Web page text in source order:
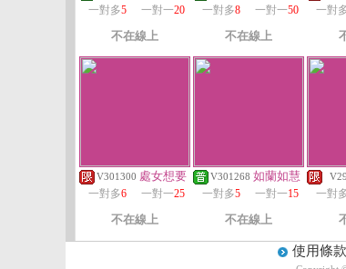
一對多5 一對一20
不在線上
一對多8 一對一50
不在線上
一對
V301300 處女想要
一對多6 一對一25
不在線上
V301268 如蘭如慧
一對多5 一對一15
不在線上
一對
使用條款